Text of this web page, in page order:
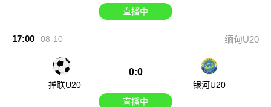
直播中
17:00 08-10 缅甸U20
掸联U20
0:0
银河U20
直播中